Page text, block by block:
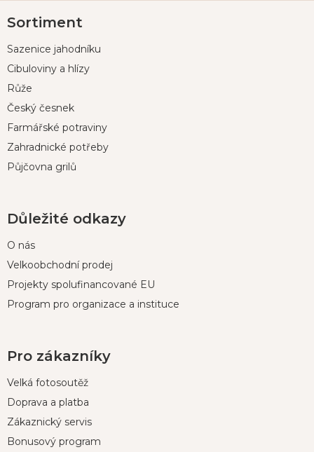
á
a
Sortiment
Sazenice jahodníku
Cibuloviny a hlízy
Růže
Český česnek
Farmářské potraviny
Zahradnické potřeby
Půjčovna grilů
Důležité odkazy
O nás
Velkoobchodní prodej
Projekty spolufinancované EU
Program pro organizace a instituce
Pro zákazníky
Velká fotosoutěž
Doprava a platba
Zákaznický servis
Bonusový program